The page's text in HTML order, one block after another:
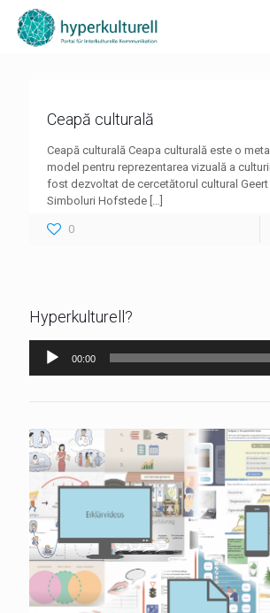
Ceapă culturală
Ceapă culturală Ceapa culturală este o
model pentru reprezentarea vizuală a
fost dezvoltat de cercetătorul cultural
Simboluri Hofstede […]
0
Hyperkulturell?
Audio-
Player
00:00